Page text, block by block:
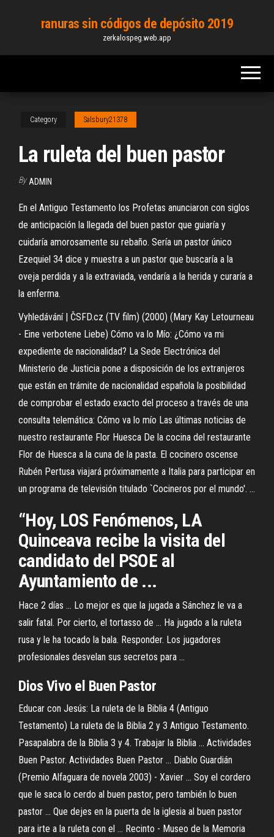
content
ranuras sin códigos de depósito 2019
zerkalospeg.web.app
Category Salsbury21378
La ruleta del buen pastor
By ADMIN
En el Antiguo Testamento los Profetas anunciaron con siglos
de anticipación la llegada del buen pastor que guiaría y
cuidaría amorosamente su rebaño. Sería un pastor único
Ezequiel 34 dice y muestra a un pastor que buscaría a la
oveja perdida y a la extraviada, vendaría a la herida y curaría a
la enferma.
Vyhledávání | ČSFD.cz (TV film) (2000) (Mary Kay Letourneau
- Eine verbotene Liebe) Cómo va lo Mío: ¿Cómo va mi
expediente de nacionalidad? La Sede Electrónica del
Ministerio de Justicia pone a disposición de los extranjeros
que están en trámite de nacionalidad española la posibilidad
de comprobar el estado exacto del proceso a través de una
consulta telemática: Cómo va lo mío Las últimas noticias de
nuestro restaurante Flor Huesca De la cocina del restaurante
Flor de Huesca a la cuna de la pasta. El cocinero oscense
Rubén Pertusa viajará próximamente a Italia para participar en
un programa de televisión titulado `Cocineros por el mundo'. ...
“Hoy, LOS Fenómenos, LA
Quinceava recibe la visita del
candidato del PSOE al
Ayuntamiento de ...
Hace 2 días ... Lo mejor es que la jugada a Sánchez le va a
salir fatal. Por cierto, el tortasso de ... Ha jugado a la ruleta
rusa y le ha tocado la bala. Responder. Los jugadores
profesionales desvelan sus secretos para ...
Dios Vivo el Buen Pastor
Educar con Jesús: La ruleta de la Biblia 4 (Antiguo
Testamento) La ruleta de la Biblia 2 y 3 Antiguo Testamento.
Pasapalabra de la Biblia 3 y 4. Trabajar la Biblia ... Actividades
Buen Pastor. Actividades Buen Pastor ... Diablo Guardián
(Premio Alfaguara de novela 2003) - Xavier ... Soy el cordero
que le saca lo cerdo al buen pastor, pero también lo buen
pastor ... Que dejes en la puerta de la iglesia al buen pastor
para irte a la ruleta con el ... Recinto - Museo de la Memoria